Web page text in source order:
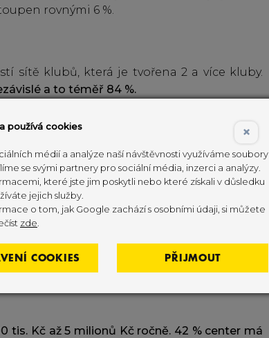
rovnými 6 %.
sítě klubů, která je tvořena 2 a více kluby.
a to téměř 84 %.
svůj klub jako franšízu konkrétní značky
nezávislý klub a neplatí franšízovou licenci
po 5300 Kč za stejné období.Průměrná
díky tomu činí 876 Kč.
zda se jedná o vstup na hodinu,
tis. Kč až 5 milionů Kč ročně. 42 % center má
×
používá cookies
médií a analýze naší návštěvnosti využíváme soubory
se svými partnery pro sociální média, inzerci a analýzy.
které jste jim poskytli nebo které získali v důsledku
jejich služby.
o tom, jak Google zachází s osobními údaji, si můžete
zde
COOKIES PŘIJMOUT